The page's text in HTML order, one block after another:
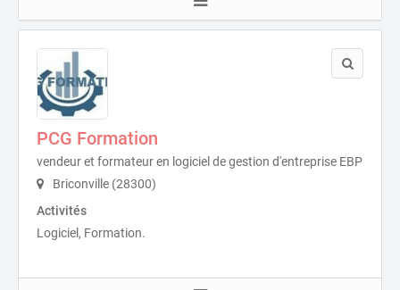
PCG Formation
vendeur et formateur en logiciel de gestion d'entreprise EBP
Briconville (28300)
Activités
Logiciel, Formation.